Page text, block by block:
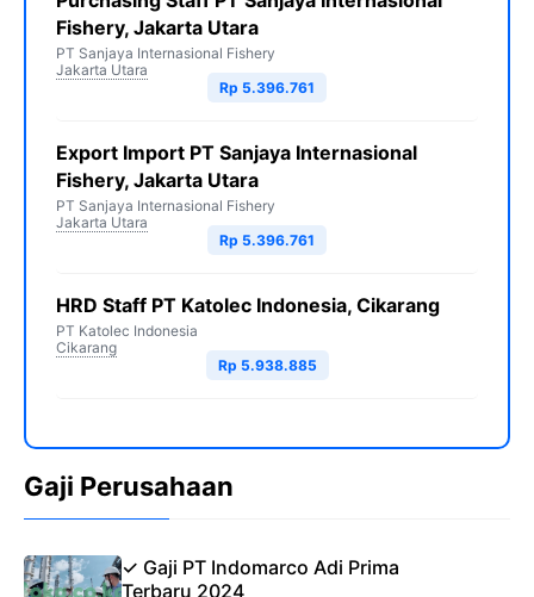
Fishery, Jakarta Utara
PT Sanjaya Internasional Fishery
Jakarta Utara
Rp 5.396.761
Export Import PT Sanjaya Internasional
Fishery, Jakarta Utara
PT Sanjaya Internasional Fishery
Jakarta Utara
Rp 5.396.761
HRD Staff PT Katolec Indonesia, Cikarang
PT Katolec Indonesia
Cikarang
Rp 5.938.885
Gaji Perusahaan
✓ Gaji PT Indomarco Adi Prima
Terbaru 2024